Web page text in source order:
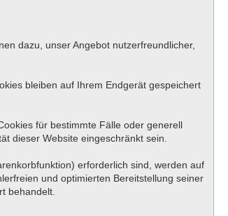
dazu, unser Angebot nutzerfreundlicher,
bleiben auf Ihrem Endgerät gespeichert
für bestimmte Fälle oder generell
dieser Website eingeschränkt sein.
erforderlich sind, werden auf
und optimierten Bereitstellung seiner
behandelt.